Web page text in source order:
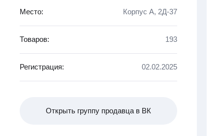
Место: Корпус A, 2Д-37
Товаров: 193
Регистрация: 02.02.2025
Открыть группу продавца в ВК